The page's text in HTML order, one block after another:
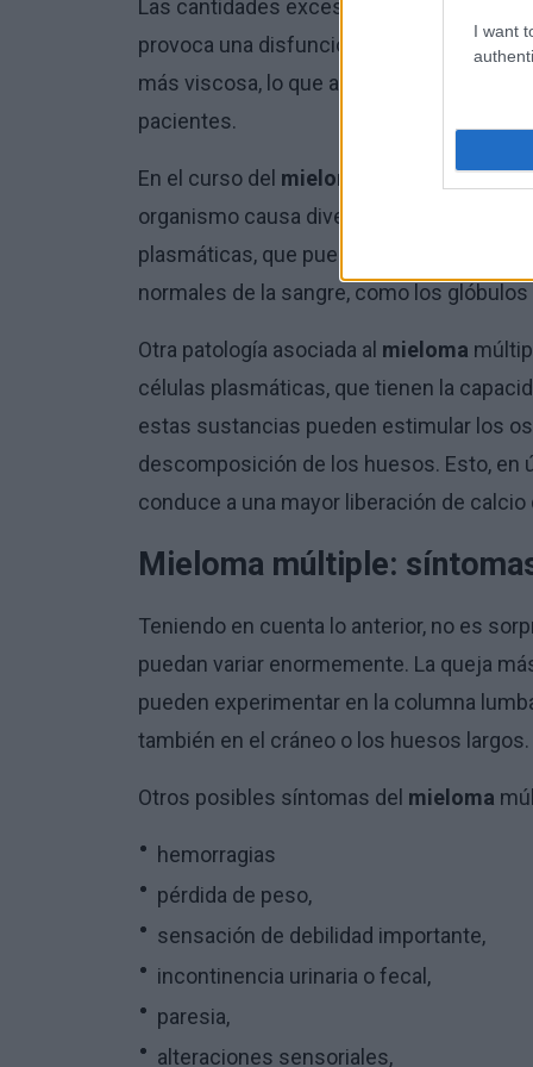
I want
Las cantidades excesivas de
provoca una disfunción renal. Además, la
más viscosa, lo que a su vez favorece la
pacientes.
En el curso del mieloma
múltiple, sin
organismo causa diversos problemas.
plasmáticas, que pueden acabar
normales de la sangre, como los
Otra patología asociada al mieloma
células plasmáticas, que tienen la
estas sustancias pueden estimular los
descomposición de los huesos. Esto, en
conduce a una mayor liberación de
Mieloma múltiple:
Teniendo en cuenta lo anterior, no es
puedan variar enormemente. La queja
pueden experimentar en la columna
también en el cráneo o los huesos largos.
Otros posibles síntomas del mieloma
hemorragias
pérdida de peso,
sensación de debilidad importante,
incontinencia urinaria o fecal,
paresia,
alteraciones sensoriales,